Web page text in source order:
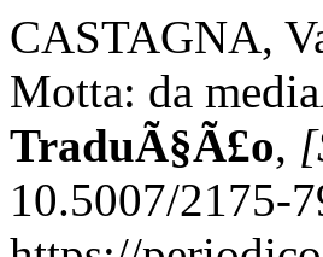
CASTAGNA,
Motta: da
TraduÃ§Ã£o,
10.5007/2175-